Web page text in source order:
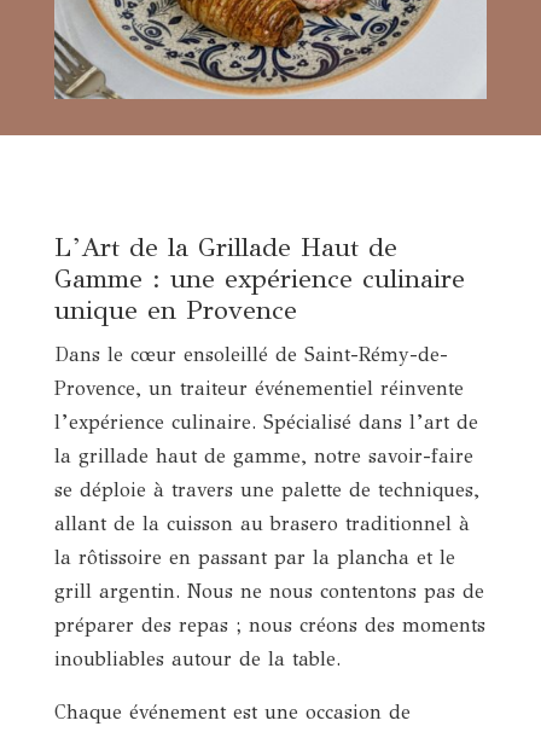
L’Art de la Grillade Haut de
Gamme : une expérience culinaire
unique en Provence
Dans le cœur ensoleillé de Saint-Rémy-de-
Provence, un traiteur événementiel réinvente
l’expérience culinaire. Spécialisé dans l’art de
la grillade haut de gamme, notre savoir-faire
se déploie à travers une palette de techniques,
allant de la cuisson au brasero traditionnel à
la rôtissoire en passant par la plancha et le
grill argentin. Nous ne nous contentons pas de
préparer des repas ; nous créons des moments
inoubliables autour de la table.
Chaque événement est une occasion de